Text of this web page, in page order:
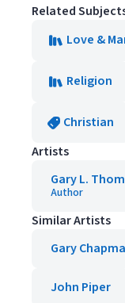
Related
Love &
Religion
Christian
Artists
Gary L.
Author
Similar Artists
Gary
John Piper